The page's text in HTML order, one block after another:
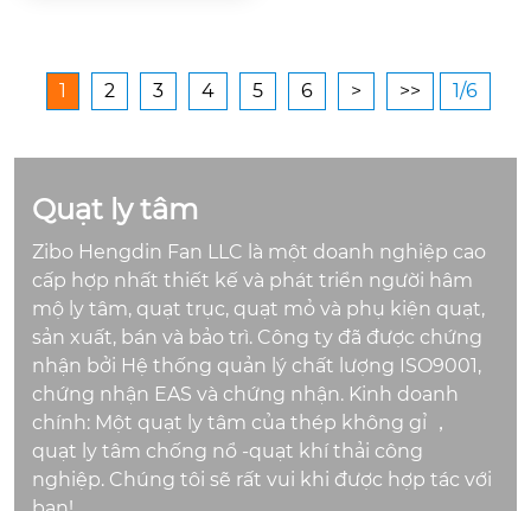
ể cải thiện thông gió,
làm mát và tiết kiệm
1 2 3 4 5 6 > >> 1/6
Quạt ly tâm
Zibo Hengdin Fan LLC là một doanh nghiệp cao
cấp hợp nhất thiết kế và phát triển người hâm
mộ ly tâm, quạt trục, quạt mỏ và phụ kiện quạt,
sản xuất, bán và bảo trì. Công ty đã được chứng
nhận bởi Hệ thống quản lý chất lượng ISO9001,
chứng nhận EAS và chứng nhận. Kinh doanh
chính: Một quạt ly tâm của thép không gỉ ，
quạt ly tâm chống nổ -quạt khí thải công
nghiệp. Chúng tôi sẽ rất vui khi được hợp tác với